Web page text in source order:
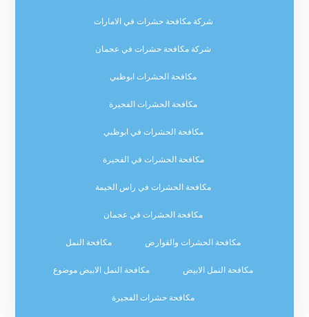
شركة مكافحة حشرات في الامارات
شركة مكافحة حشرات في عجمان
مكافحة الحشرات ابوظبي
مكافحة الحشرات الفجيرة
مكافحة الحشرات في ابوظبي
مكافحة الحشرات في الفجيرة
مكافحة الحشرات في راس الخيمة
مكافحة الحشرات في عجمان
مكافحة الحشرات والقوارض مكافحة النمل
مكافحة النمل الابيض مكافحة النمل الابيض موضوع
مكافحة حشرات الفجيرة